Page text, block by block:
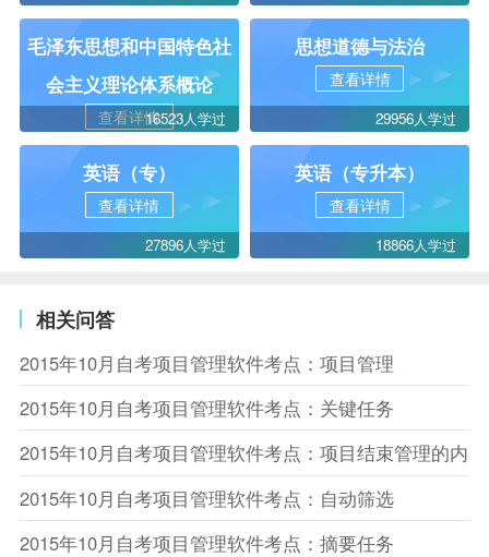
毛泽东思想和中国特色社
会主义理论体系概论
查看详情16523人学过
思想道德与法治
查看详情
29956人学过
英语（专）
查看详情
27896人学过
英语（专升本）
查看详情
18866人学过
相关问答
2015年10月自考项目管理软件考点：项目管理
2015年10月自考项目管理软件考点：关键任务
2015年10月自考项目管理软件考点：项目结束管理的内容
2015年10月自考项目管理软件考点：自动筛选
2015年10月自考项目管理软件考点：摘要任务